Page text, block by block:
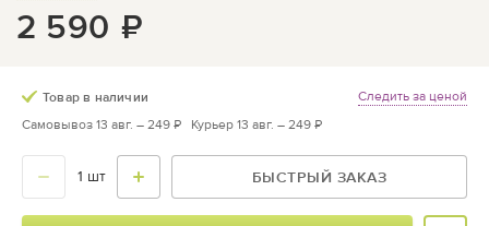
2 590 ₽
Товар в наличии
Следить за ценой
Самовывоз 13 авг. – 249 ₽ Курьер 13 авг. – 249 ₽
БЫСТРЫЙ ЗАКАЗ